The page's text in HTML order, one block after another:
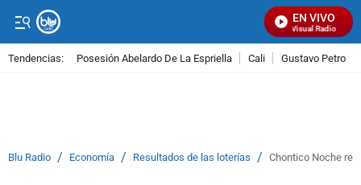
EN VIVO
Señal Visual Radio
Tendencias: Posesión Abelardo De La Espriella Cali Gustavo Petro
Blu Radio / Economía / Resultados de las loterías / Chontico Noche